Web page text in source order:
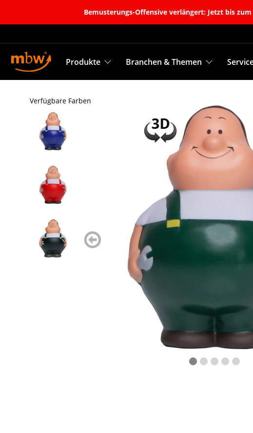
Bemusterungs-Offensive verlängert: Jetzt bis
Produkte Branchen & Themen
Verfügbare Farben
zurück
blättern